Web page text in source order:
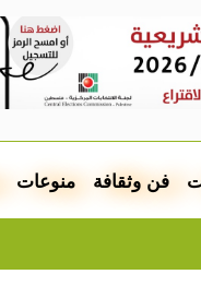
فن وثقافة منوعات